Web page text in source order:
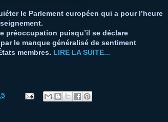
le Parlement européen qui a pour l’heure
préoccupation puisqu’il se déclare
le manque généralisé de sentiment
membres. LIRE LA SUITE...